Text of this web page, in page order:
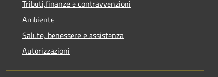
Tributi,finanze e contravvenzioni
Ambiente
Salute, benessere e assistenza
Autorizzazioni